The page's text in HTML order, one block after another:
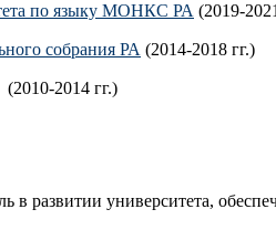
по языку МОНКС РА (2019-
собрания РА (2014-2018 гг.)
(2010-2014 гг.)
в развитии университета,